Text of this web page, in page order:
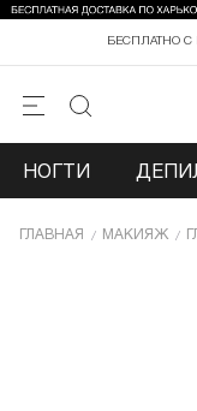
БЕСПЛАТНО
НОГТИ
ГЛАВНАЯ МАКИЯЖ